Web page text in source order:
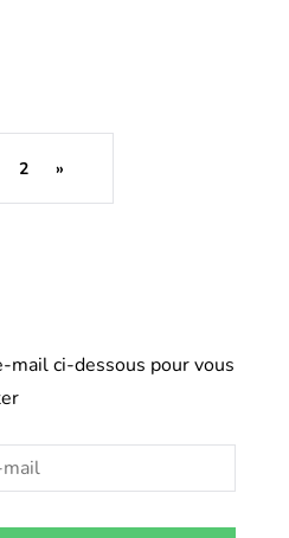
2 »
mail ci-dessous pour vous